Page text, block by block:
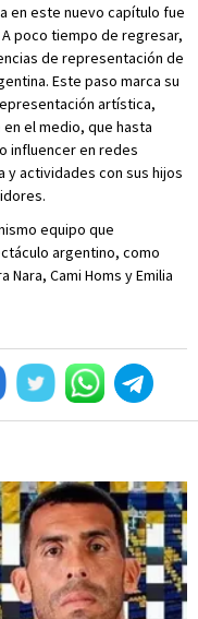
en este nuevo capítulo fue
poco tiempo de regresar,
de representación de
Este paso marca su
artística,
el medio, que hasta
influencer en redes
y actividades con sus hijos
equipo que
argentino, como
Nara, Cami Homs y Emilia